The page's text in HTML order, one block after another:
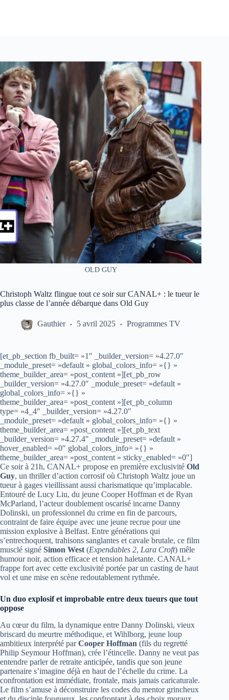
OLD GUY
Christoph Waltz flingue tout ce soir sur CANAL+ : le tueur le
plus classe de l’année débarque dans Old Guy
Gauthier 5 avril 2025 Programmes TV
[et_pb_section fb_built= »1″ _builder_version= »4.27.0″
_module_preset= »default » global_colors_info= »{} »
theme_builder_area= »post_content »][et_pb_row
_builder_version= »4.27.0″ _module_preset= »default »
global_colors_info= »{} »
theme_builder_area= »post_content »][et_pb_column
type= »4_4″ _builder_version= »4.27.0″
_module_preset= »default » global_colors_info= »{} »
theme_builder_area= »post_content »][et_pb_text
_builder_version= »4.27.4″ _module_preset= »default »
hover_enabled= »0″ global_colors_info= »{} »
theme_builder_area= »post_content » sticky_enabled= »0″]
Ce soir à 21h, CANAL+ propose en première exclusivité Old
Guy, un thriller d’action corrosif où Christoph Waltz joue un
tueur à gages vieillissant aussi charismatique qu’implacable.
Entouré de Lucy Liu, du jeune Cooper Hoffman et de Ryan
McParland, l’acteur doublement oscarisé incarne Danny
Dolinski, un professionnel du crime en fin de parcours,
contraint de faire équipe avec une jeune recrue pour une
mission explosive à Belfast. Entre générations qui
s’entrechoquent, trahisons sanglantes et cavale brutale, ce film
musclé signé Simon West (Expendables 2, Lara Croft) mêle
humour noir, action efficace et tension haletante. CANAL+
frappe fort avec cette exclusivité portée par un casting de haut
vol et une mise en scène redoutablement rythmée.
Un duo explosif et improbable entre deux tueurs que tout
oppose
Au cœur du film, la dynamique entre Danny Dolinski, vieux
briscard du meurtre méthodique, et Wihlborg, jeune loup
ambitieux interprété parCooper Hoffman (fils du regretté
Philip Seymour Hoffman), crée l’étincelle. Danny ne veut pas
entendre parler de retraite anticipée, tandis que son jeune
partenaire s’imagine déjà en haut de l’échelle du crime. La
confrontation est immédiate, frontale, mais jamais caricaturale.
Le film s’amuse à déconstruire les codes du mentor grincheux